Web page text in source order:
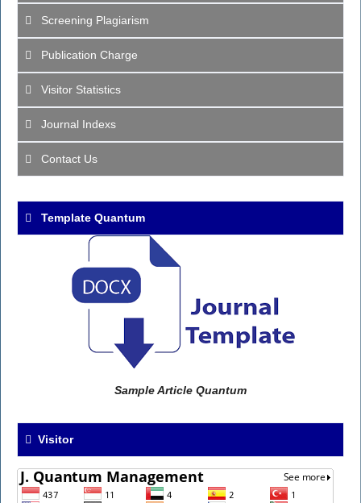
Screening Plagiarism
Publication Charge
Visitor Statistics
Journal Indexs
Contact Us
Template Quantum
Sample Article Quantum
Visitor